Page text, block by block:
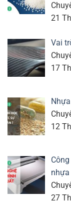
21
Vai
17
12
nhựa
27